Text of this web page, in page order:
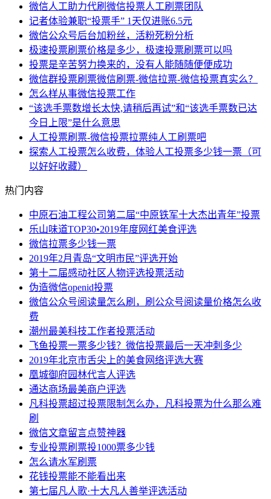
微信人工助力代刷微信投票人工刷票团队
记者体验兼职“投票手” 1天仅进账6.5元
微信公众号后台加粉丝，活粉死粉分析
极速投票刷票价格是多少，极速投票刷票可以吗
投票是辛苦努力换来的，没有人能随随便便成功
微信群投票刷票微信刷票-微信拉票-微信投票真实么？
怎么样从事微信投票工作
“该选手票数增长太快,请稍后再试”和“该选手票数已达
今日上限”是什么意思
人工投票刷票-微信投票拉票纯人工刷票吧
探索人工投票怎么收费，体验人工投票多少钱一票（可
以好好收藏）
热门内容
中原石油工程公司第二届“中原铁军十大杰出青年”投票
乐山味道TOP30•2019年度网红美食评选
微信拉票多少钱一票
2019年2月青岛“文明市民”评选开始
第十二届感动社区人物评选投票活动
伪造微信openid投票
微信公众号阅读量怎么刷，刷公众号阅读量价格怎么收
费
潮州最美科技工作者投票活动
飞鱼投票一票多少钱？微信投票最后一天冲刺多少
2019年北京市舌尖上的美食网络评选大赛
凰城御府园林代言人评选
通达商场最美商户评选
凡科投票超过投票限制怎么办，凡科投票为什么那么难
刷
微信文章留言点赞神器
专业投票刷票投1000票多少钱
怎么请水军刷票
花钱投票能不能看出来
第七届凡人歌·十大凡人善举评选活动